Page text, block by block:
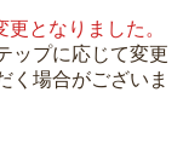
となりました。
ップに応じて変更
く場合がございま